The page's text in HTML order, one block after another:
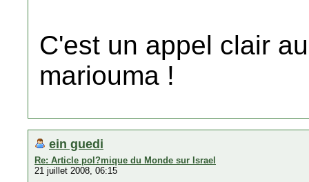
C'est un appel clair
mariouma !
ein guedi
Re: Article pol?mique du Monde sur Israel
21 juillet 2008, 06:15